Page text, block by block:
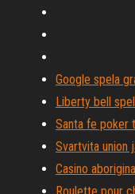
Google spela
Liberty bell
Santa fe poker
Svartvita union
Casino